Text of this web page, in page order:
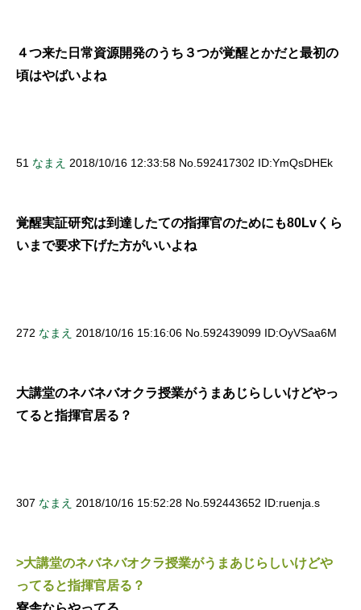
４つ来た日常資源開発のうち３つが覚醒とかだと最初の
頃はやばいよね
51 なまえ 2018/10/16 12:33:58 No.592417302 ID:YmQsDHEk
覚醒実証研究は到達したての指揮官のためにも80Lvくら
いまで要求下げた方がいいよね
272 なまえ 2018/10/16 15:16:06 No.592439099 ID:OyVSaa6M
大講堂のネバネバオクラ授業がうまあじらしいけどやっ
てると指揮官居る？
307 なまえ 2018/10/16 15:52:28 No.592443652 ID:ruenja.s
>大講堂のネバネバオクラ授業がうまあじらしいけどや
ってると指揮官居る？